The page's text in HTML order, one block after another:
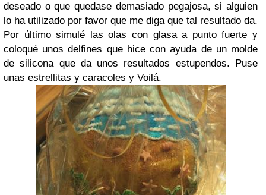
deseado o que quedase demasiado pegajosa, si alguien
lo ha utilizado por favor que me diga que tal resultado da.
Por último simulé las olas con glasa a punto fuerte y
coloqué unos delfines que hice con ayuda de un molde
de silicona que da unos resultados estupendos. Puse
unas estrellitas y caracoles y Voilá.